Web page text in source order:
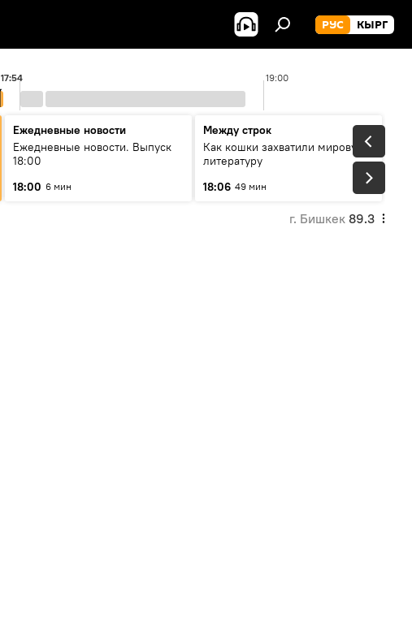
РУС КЫРГ
19:00
17:54
Ежедневные новости
Ежедневные новости. Выпуск
18:00
18:00 6 мин
Между строк
Как кошки захватили мировую
литературу
18:06 49 мин
г. Бишкек 89.3